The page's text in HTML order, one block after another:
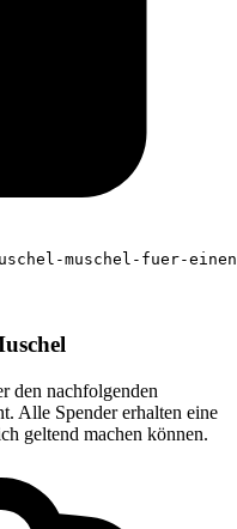
muschel-fuer-
den nachfolgenden
Alle Spender erhalten eine
geltend machen können.